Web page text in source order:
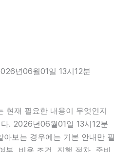
년06월01일 13시12분
현재 필요한 내용이 무엇인지
. 2026년06월01일 13시12분
보는 경우에는 기본 안내만 필